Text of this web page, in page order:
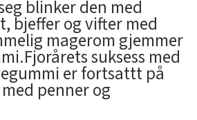
blinker den med
bjeffer og vifter med
magerom gjemmer
suksess med
er fortsattt på
penner og